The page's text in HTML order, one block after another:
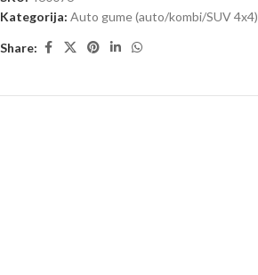
Kategorija: Auto gume (auto/kombi/SUV 4x4)
Share: